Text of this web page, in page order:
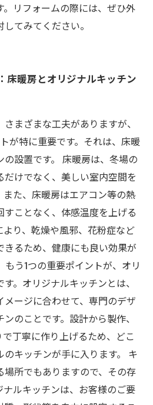
リフォームの際には、ぜひ外
てみてください。
床暖房とオリジナルキッチン
まざまな工夫がありますが、
が特に重要です。それは、床暖
設置です。 床暖房は、冬場の
けでなく、美しい室内空間を
た、床暖房はエアコン等の熱
ことなく、体感温度を上げる
より、乾燥や風邪、花粉症など
るため、健康にも良い効果が
もう1つの重要ポイントが、オリ
。オリジナルキッチンとは、
ージに合わせて、専門のデザ
のことです。設計から製作、
丁寧に作り上げるため、どこ
キッチンが手に入ります。 キ
場所でもありますので、その存
ルキッチンは、お客様のご要